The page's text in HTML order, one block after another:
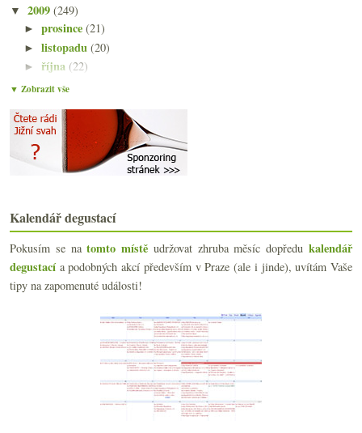
▼ 2009 (249)
►prosince(21)
►listopadu(20)
►října (22)
►září(21)
►července
► června (22)
► května (20)
Aromizace v růžovém
Oslaďte si život, děti!
Tak to teda smíchejte…
Zlevní nám Morava? Ano, šéfe!
Rozluštění hádanky a něco málo výpočtů
Když kulminoval okus srnčí
Výsledky ankety „Píšete si degustační poznámky?“
VOC u nás i na Slovensku
Perfektní růžové před chorobou a hromada ovcí
Malá středeční cenová hádanka
Dozrál čas pro suchý Ryzlink
▼ Zobrazit vše
Kalendář degustací
Pokusím se natomto místě udržovat zhruba měsíc dopředukalendář
degustacía podobných akcí především v Praze (ale i jinde), uvítám Vaše
tipy na zapomenuté události!